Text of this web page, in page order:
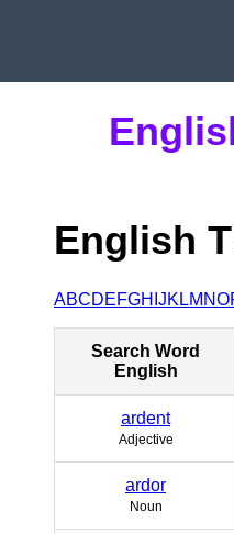
English
ABCDEFGH JK LM NO
Search Word
English
ardent
Adjective
ardor
Noun